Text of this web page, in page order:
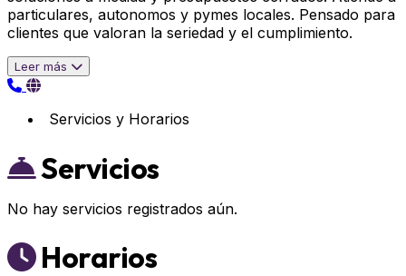
particulares, autonomos y pymes locales. Pensado para
clientes que valoran la seriedad y el cumplimiento.
Leer más
Servicios y Horarios
Servicios
No hay servicios registrados aún.
Horarios